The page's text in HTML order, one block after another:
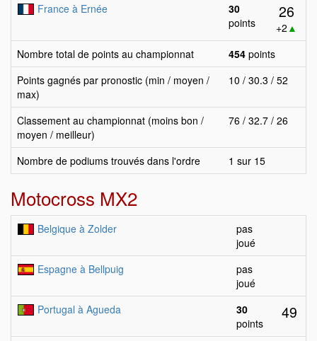
France à Ernée
30
points
26
+2 ▲
Nombre total de points au championnat
454 points
Points gagnés par pronostic (min / moyen /
max)
10 / 30.3 / 52
Classement au championnat (moins bon /
moyen / meilleur)
76 / 32.7 / 26
Nombre de podiums trouvés dans l'ordre 1 sur 15
Motocross MX2
Belgique à Zolder
pas
joué
Espagne à Bellpuig
pas
joué
Portugal à Agueda
30
points
49